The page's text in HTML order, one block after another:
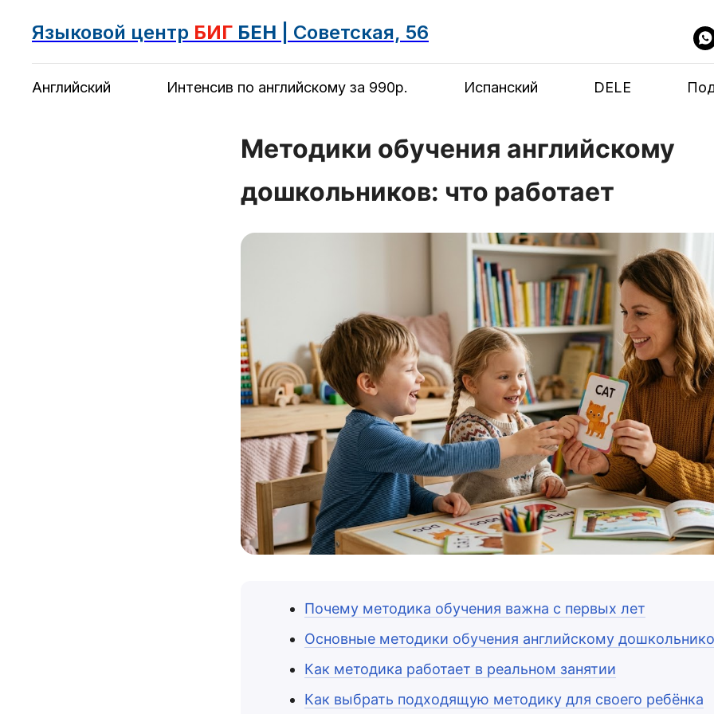
Языковой центр БИГ БЕН | Советская, 56
Английский Интенсив по английскому за 990р. Испанский DELE
Методики обучения английскому
дошкольников: что работает
Почему методика обучения важна с первых лет
Основные методики обучения английскому
Как методика работает в реальном занятии
Как выбрать подходящую методику для своего ребёнка